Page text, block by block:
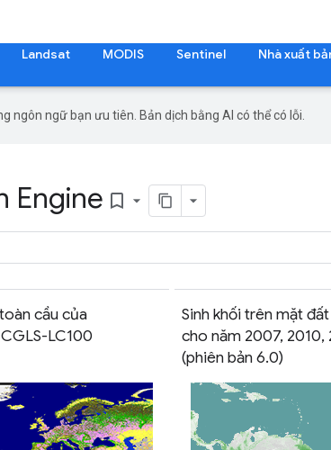
Landsat MODIS Sentinel Nhà xuất
ngôn ngữ bạn ưu tiên. Bản dịch bằng AI có thể có lỗi.
Engine bookmark_border
cầu của
LC100
Sinh khối trên mặt
cho năm 2007, 2010,
(phiên bản 6.0)